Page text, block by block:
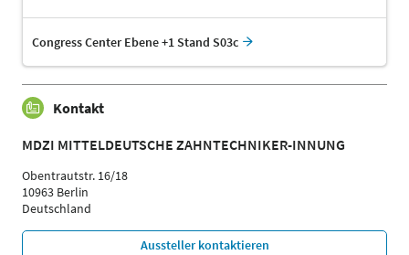
Congress Center Ebene +1 Stand S03c
Kontakt
MDZI MITTELDEUTSCHE ZAHNTECHNIKER-INNUNG
Obentrautstr. 16/18
10963 Berlin
Deutschland
Aussteller kontaktieren